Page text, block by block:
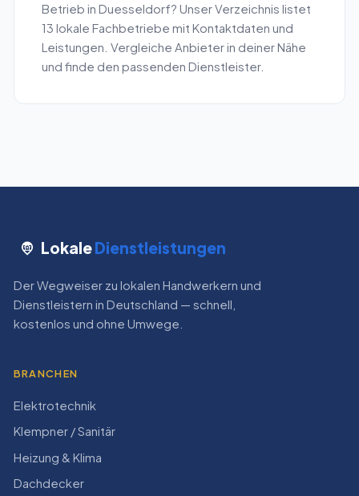
Betrieb in Duesseldorf? Unser Verzeichnis listet
13 lokale Fachbetriebe mit Kontaktdaten und
Leistungen. Vergleiche Anbieter in deiner Nähe
und finde den passenden Dienstleister.
LokaleDienstleistungen
Der Wegweiser zu lokalen Handwerkern und
Dienstleistern in Deutschland — schnell,
kostenlos und ohne Umwege.
BRANCHEN
Elektrotechnik
Klempner / Sanitär
Heizung & Klima
Dachdecker